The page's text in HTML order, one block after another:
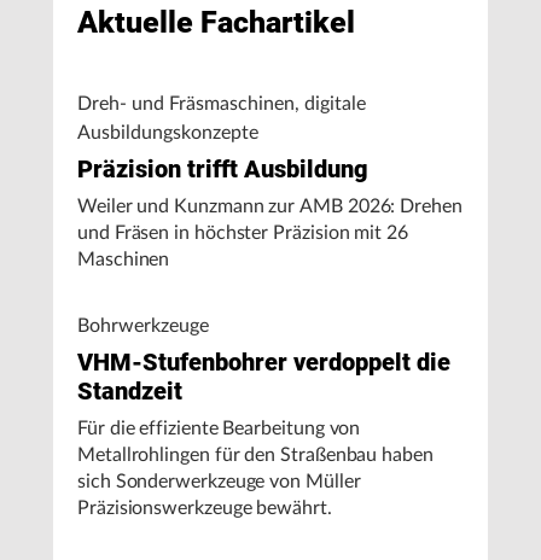
Aktuelle Fachartikel
Dreh- und Fräsmaschinen, digitale
Ausbildungskonzepte
Präzision trifft Ausbildung
Weiler und Kunzmann zur AMB 2026: Drehen
und Fräsen in höchster Präzision mit 26
Maschinen
Bohrwerkzeuge
VHM-Stufenbohrer verdoppelt die
Standzeit
Für die effiziente Bearbeitung von
Metallrohlingen für den Straßenbau haben
sich Sonderwerkzeuge von Müller
Präzisionswerkzeuge bewährt.